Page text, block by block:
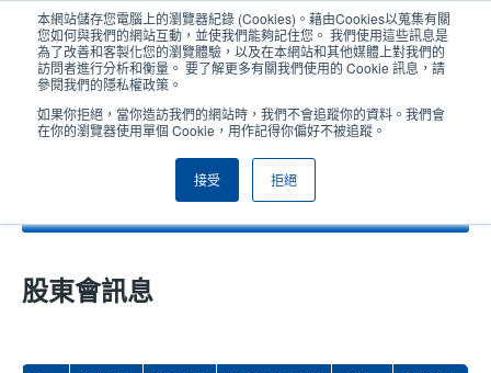
本網站儲存您電腦上的瀏覽器紀錄 (Cookies)。藉由Cookies以蒐集有關
您如何與我們的網站互動，並使我們能夠記住您。 我們使用這些訊息是
為了改善和客製化您的瀏覽體驗，以及在本網站和其他媒體上對我們的
訪問者進行分析和衡量。 要了解更多有關我們使用的 Cookie 訊息，請
參閱我們的隱私權政策。
如果你拒絕，當你造訪我們的網站時，我們不會追蹤你的資料。我們會
在你的瀏覽器使用單個 Cookie，用作記得你偏好不被追蹤。
接受 拒絕
User
menu
User
Header
股東會訊息